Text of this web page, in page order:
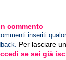
commento
inseriti
Per lasciare
se sei già